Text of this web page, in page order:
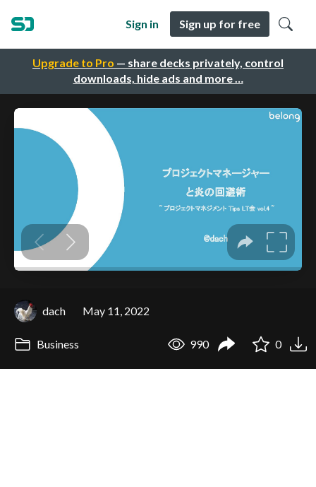
Upgrade to Pro — share decks privately, control
downloads, hide ads and more …
Sign in Sign up for free
dach May 11, 2022
Business 990 0